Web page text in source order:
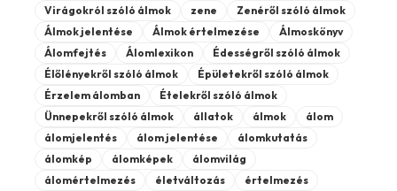
Virágokról szóló álmok
zene
Zenéről szóló álmok
Álmok jelentése
Álmok értelmezése
Álmoskönyv
Álomfejtés
Álomlexikon
Édességről szóló álmok
Élőlényekről szóló álmok
Épületekről szóló álmok
Érzelem álomban
Ételekről szóló álmok
Ünnepekről szóló álmok
állatok álmok
álom
álomjelentés
álom jelentése
álomkutatás
álomkép
álomképek
álomvilág
álomértelmezés
életváltozás
értelmezés